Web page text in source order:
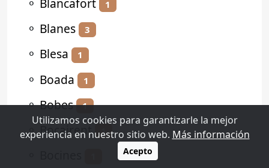
1
⚬ Blanes 3
⚬ Blesa 1
⚬ Boada 1
⚬Bobes 1
⚬Bocairent 1
Utilizamos cookies para garantizarle la mejor
experiencia en nuestro sitio web. Más información
Acepto